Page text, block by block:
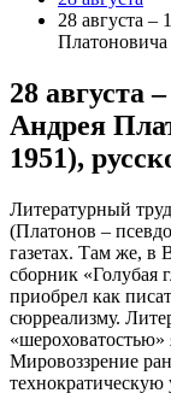
28 августа –
Платоновича
28 августа
Андрея
1951),
Литературный
(Платонов –
газетах. Там же, в
сборник «Голубая
приобрел как
сюрреализму.
Мировоззрение
технократическую